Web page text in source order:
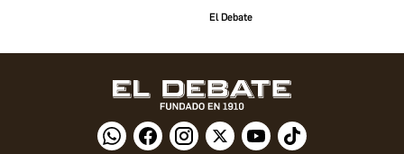
El Debate